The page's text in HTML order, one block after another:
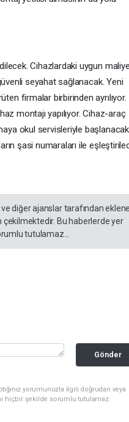
Cihazlardaki uygun
seyahat sağlanacak. Yeni
firmalar birbirinden ayrılıyor.
montajı yapılıyor. Cihaz-araç
okul servisleriyle
şasi numaraları ile
diğer ajanslar tarafından
Bu haberlerde yer
tutulamaz...
Gönder
yorumunuzla ilgili doğrudan veya
hiçbir şekilde sorumlu tutulamaz.